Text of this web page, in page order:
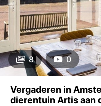
8 0
Vergaderen in
dierentuin Artis aan